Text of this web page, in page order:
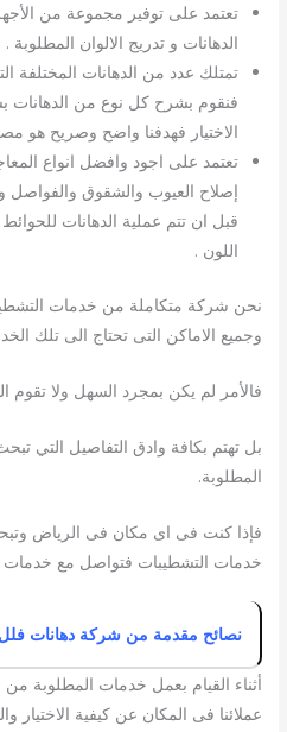
تعتمد على توفير مجموعة من
الدهانات و تدريج الالوان المطلوبة .
تمتلك عدد من الدهانات المختلفة
فنقوم بشرح كل نوع من
الاختيار فهدفنا واضح وصريح هو
تعتمد على اجود وافضل انواع
إصلاح العيوب والشقوق والفواصل
قبل ان تتم عملية الدهانات
اللون .
نحن شركة متكاملة من خدمات
وجميع الاماكن التى تحتاج الى تلك
فالأمر لم يكن بمجرد السهل ولا تقوم
بل تهتم بكافة وادق التفاصيل التي
المطلوبة.
فإذا كنت فى اى مكان فى الرياض
خدمات التشطيبات فتواصل مع خدمات
نصائح مقدمة من شركة دهانات فلل
أثناء القيام بعمل خدمات المطلوبة
عملائنا فى المكان عن كيفية